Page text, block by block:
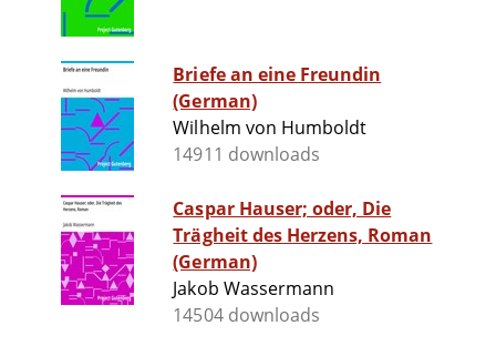
Briefe an eine Freundin
(German)
Wilhelm von Humboldt
14911 downloads
Caspar Hauser; oder, Die
Trägheit des Herzens, Roman
(German)
Jakob Wassermann
14504 downloads